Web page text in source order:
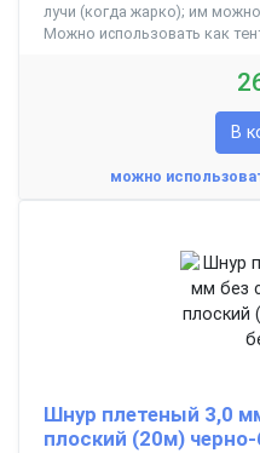
лучи (когда жарко); им
Можно использовать как
В
можно
Шнур плетеный 3,0
плоский (20м)